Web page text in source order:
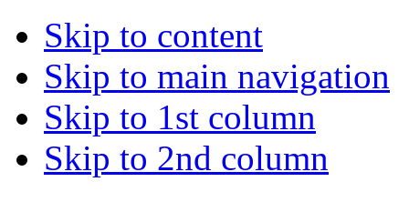
Skip to content
Skip to main navigation
Skip to 1st column
Skip to 2nd column